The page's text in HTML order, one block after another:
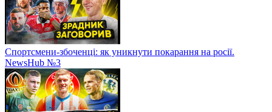
Спортсмени-збоченці: як уникнути покарання на росії.
NewsHub №3